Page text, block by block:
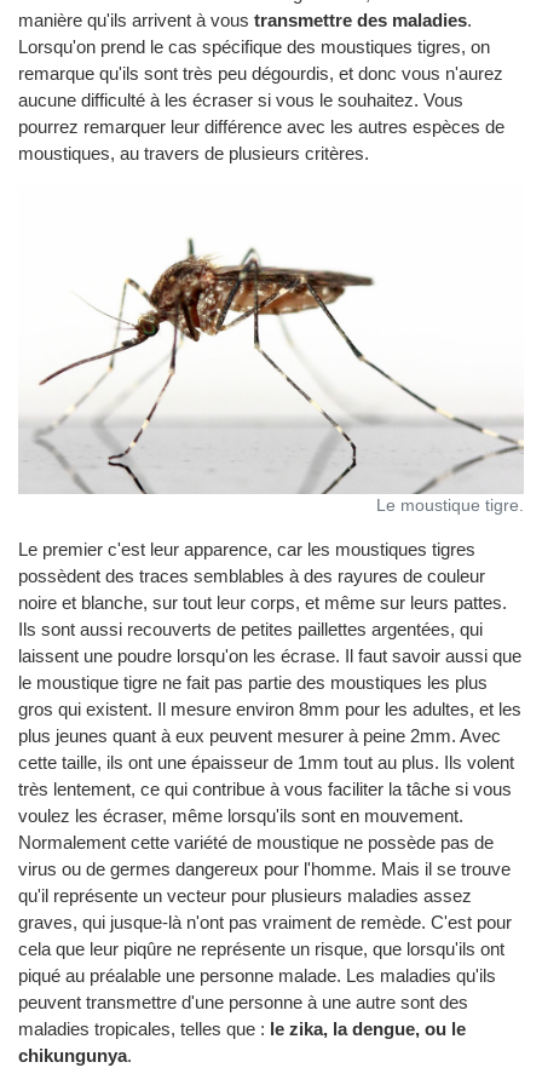
manière qu'ils arrivent à vous transmettre des maladies.
Lorsqu'on prend le cas spécifique des moustiques tigres, on
remarque qu'ils sont très peu dégourdis, et donc vous n'aurez
aucune difficulté à les écraser si vous le souhaitez. Vous
pourrez remarquer leur différence avec les autres espèces de
moustiques, au travers de plusieurs critères.
Le moustique tigre.
Le premier c'est leur apparence, car les moustiques tigres
possèdent des traces semblables à des rayures de couleur
noire et blanche, sur tout leur corps, et même sur leurs pattes.
Ils sont aussi recouverts de petites paillettes argentées, qui
laissent une poudre lorsqu'on les écrase. Il faut savoir aussi que
le moustique tigre ne fait pas partie des moustiques les plus
gros qui existent. Il mesure environ 8mm pour les adultes, et les
plus jeunes quant à eux peuvent mesurer à peine 2mm. Avec
cette taille, ils ont une épaisseur de 1mm tout au plus. Ils volent
très lentement, ce qui contribue à vous faciliter la tâche si vous
voulez les écraser, même lorsqu'ils sont en mouvement.
Normalement cette variété de moustique ne possède pas de
virus ou de germes dangereux pour l'homme. Mais il se trouve
qu'il représente un vecteur pour plusieurs maladies assez
graves, qui jusque-là n'ont pas vraiment de remède. C'est pour
cela que leur piqûre ne représente un risque, que lorsqu'ils ont
piqué au préalable une personne malade. Les maladies qu'ils
peuvent transmettre d'une personne à une autre sont des
maladies tropicales, telles que : le zika, la dengue, ou le
chikungunya.